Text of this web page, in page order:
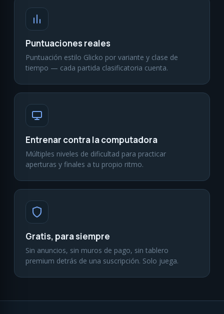
Puntuaciones reales
Puntuación estilo Glicko por variante y clase de
tiempo — cada partida clasificatoria cuenta.
Entrenar contra la computadora
Múltiples niveles de dificultad para practicar
aperturas y finales a tu propio ritmo.
Gratis, para siempre
Sin anuncios, sin muros de pago, sin tablero
premium detrás de una suscripción. Solo juega.